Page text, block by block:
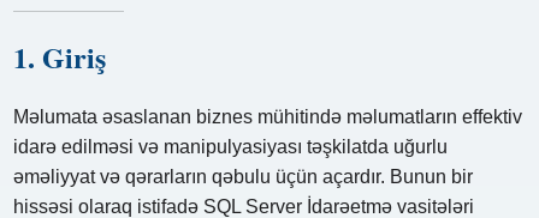
1. Giriş
Məlumata əsaslanan biznes mühitində məlumatların effektiv
idarə edilməsi və manipulyasiyası təşkilatda uğurlu
əməliyyat və qərarların qəbulu üçün açardır. Bunun bir
hissəsi olaraq istifadə SQL Server İdarəetmə vasitələri